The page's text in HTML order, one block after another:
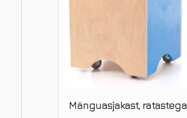
Mänguasjakast, ratastega